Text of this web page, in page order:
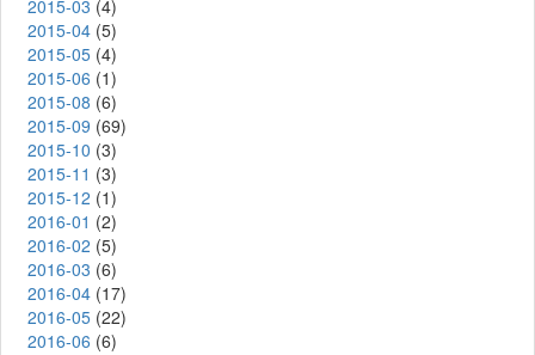
2015-03 (4)
2015-04 (5)
2015-05 (4)
2015-06 (1)
2015-08 (6)
2015-09 (69)
2015-10 (3)
2015-11 (3)
2015-12 (1)
2016-01 (2)
2016-02 (5)
2016-03 (6)
2016-04 (17)
2016-05 (22)
2016-06 (6)